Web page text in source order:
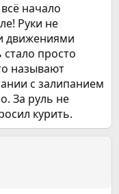
начало
Руки не
движениями
просто
называют
с залипанием
За руль не
курить.